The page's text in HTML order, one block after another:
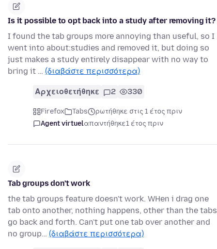
Is it possible to opt back into a study after removing it?
I found the tab groups more annoying than useful, so I
went into about:studies and removed it, but doing so
just makes a study entirely disappear with no way to
bring it … (διαβάστε περισσότερα)
Αρχειοθετήθηκε 2 330
Firefox Tabs
ρωτήθηκε στις 1 έτος πριν
Agent virtuelαπαντήθηκε1 έτος πριν
Tab groups don't work
the tab groups feature doesn't work. WHen i drag one
tab onto another, nothing happens, other than the tabs
go back and forth. Can't put one tab over another and
no group… (διαβάστε περισσότερα)